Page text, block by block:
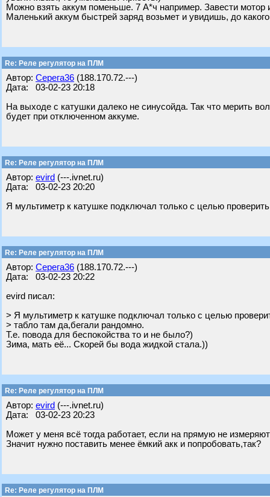
Можно взять аккум поменьше. 7 А*ч например. Завести
Маленький аккум быстрей заряд возьмет и увидишь, до
Re: Реле регулятор на ПЛМ
Автор: Серега36 (188.170.72.---)
Дата: 03-02-23 20:18
На выходе с катушки далеко не синусойда. Так что мерить
будет при отключенном аккуме.
Re: Реле регулятор на ПЛМ
Автор: evird (---.ivnet.ru)
Дата: 03-02-23 20:20
Я мультиметр к катушке подключал только с целью
Re: Реле регулятор на ПЛМ
Автор: Серега36 (188.170.72.---)
Дата: 03-02-23 20:22
evird писал:
> Я мультиметр к катушке подключал только с целью
> табло там да,бегали рандомно.
Т.е. повода для беспокойства то и не было?)
Зима, мать её... Скорей бы вода жидкой стала.))
Re: Реле регулятор на ПЛМ
Автор: evird (---.ivnet.ru)
Дата: 03-02-23 20:23
Может у меня всё тогда работает, если на прямую не
Значит нужно поставить менее ёмкий акк и попробовать,так?
Re: Реле регулятор на ПЛМ